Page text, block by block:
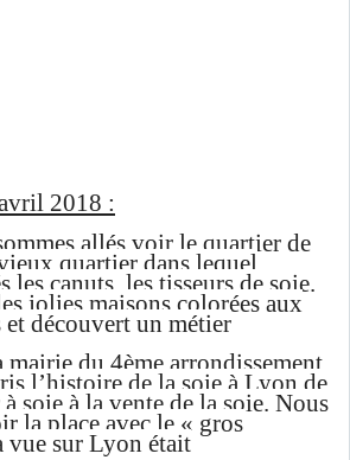
2018 :
allés voir le quartier de
quartier dans lequel
les canuts, les tisseurs de soie.
jolies maisons colorées aux
et découvert un métier
mairie du 4ème arrondissement.
l’histoire de la soie à Lyon de
soie à la vente de la soie. Nous
la place avec le « gros
vue sur Lyon était